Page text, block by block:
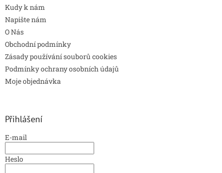
Kudy k nám
Napište nám
O Nás
Obchodní podmínky
Zásady používání souborů cookies
Podmínky ochrany osobních údajů
Moje objednávka
Přihlášení
E-mail
Heslo